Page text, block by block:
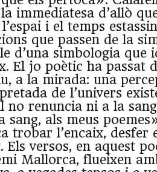
immediatesa d’allò
i el temps
que passen de la
d’una simbologia que
El jo poètic ha passat
a la mirada: una
de l’univers
no renuncia ni a la
sang, als meus
trobar l’encaix, desfer
Els versos, en aquest
Mallorca, flueixen